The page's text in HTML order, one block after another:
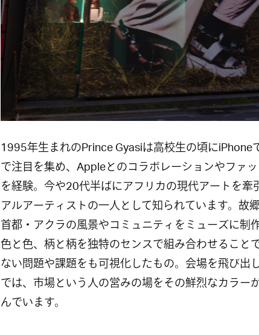
1995年生まれのPrince Gyasiは高校生の頃にiPhone
で注目を集め、Appleとのコラボレーションやファ
を経験。今や20代半ばにアフリカの現代アートを牽
アルアーティストの一人として知られています。故
首都・アクラの風景やコミュニティをミューズに制
色と色、柄と柄を独特のセンスで組み合わせること
ない問題や課題をも可視化したもの。会場を飛び出
では、市場という人の営みの場をその鮮烈なカラー
んでいます。